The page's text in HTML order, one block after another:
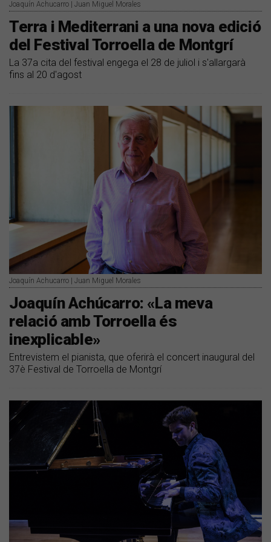
Joaquín Achucarro | Juan Miguel Morales
Terra i Mediterrani a una nova edició
del Festival Torroella de Montgrí
La 37a cita del festival engega el 28 de juliol i s'allargarà
fins al 20 d'agost
Joaquín Achucarro | Juan Miguel Morales
Joaquín Achúcarro: «La meva
relació amb Torroella és
inexplicable»
Entrevistem el pianista, que oferirà el concert inaugural del
37è Festival de Torroella de Montgrí